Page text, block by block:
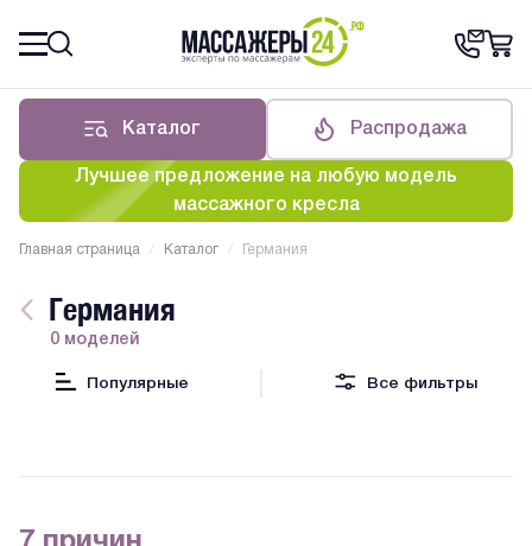
Каталог Распродажа
Лучшее предложение на любую модель
массажного кресла
Главная страница / Каталог / Германия
Германия
0 моделей
Популярные Все фильтры